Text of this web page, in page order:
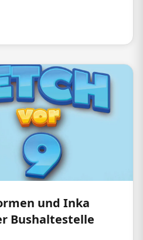
und Inka
Bushaltestelle